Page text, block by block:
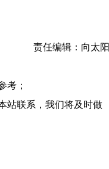
责任编辑：向太阳
考；
站联系，我们将及时做